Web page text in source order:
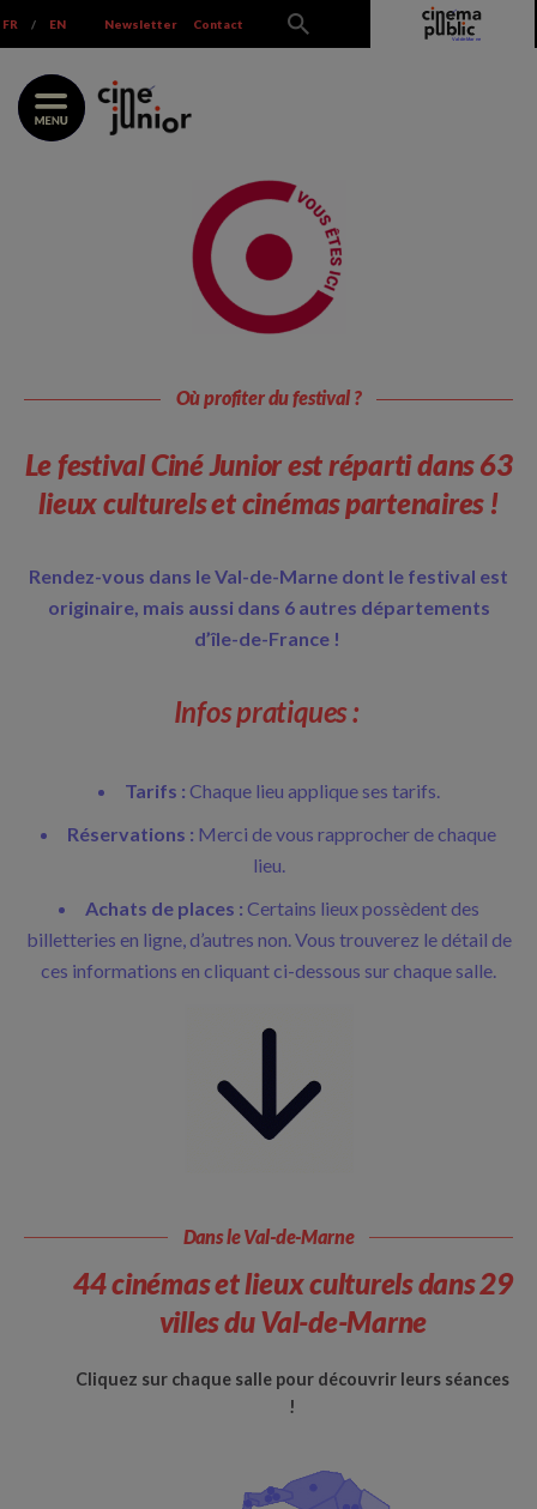
to
content
FR / EN Newsletter Contact
Où profiter du festival ?
Le festival Ciné Junior est réparti dans 63
lieux culturels et cinémas partenaires !
Rendez-vous dans le Val-de-Marne dont le festival est
originaire, mais aussi dans 6 autres départements
d’île-de-France !
Infos pratiques :
Tarifs : Chaque lieu applique ses tarifs.
Réservations : Merci de vous rapprocher de chaque
lieu.
Achats de places : Certains lieux possèdent des
billetteries en ligne, d’autres non. Vous trouverez le détail de
ces informations en cliquant ci-dessous sur chaque salle.
Dans le Val-de-Marne
44 cinémas et lieux culturels dans 29
villes du Val-de-Marne
Cliquez sur chaque salle pour découvrir leurs séances
!